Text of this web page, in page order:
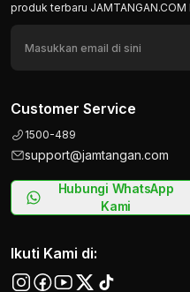
produk terbaru
Customer Service
1500-489
support@jamtangan.com
Hubungi WhatsApp
Kami
Ikuti Kami di: